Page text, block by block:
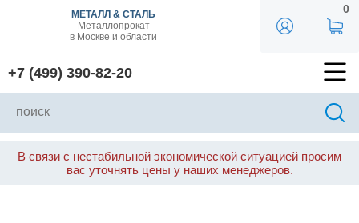
МЕТАЛЛ & СТАЛЬ
Металлопрокат
в Москве и области
+7 (499) 390-82-20
0
В связи с нестабильной экономической ситуацией просим
вас уточнять цены у наших менеджеров.